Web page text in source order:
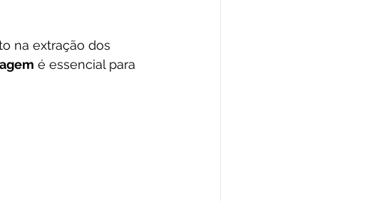
na extração dos
é essencial para